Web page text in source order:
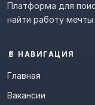
Платформа для
найти работу
📄 НАВИГАЦИЯ
Главная
Вакансии